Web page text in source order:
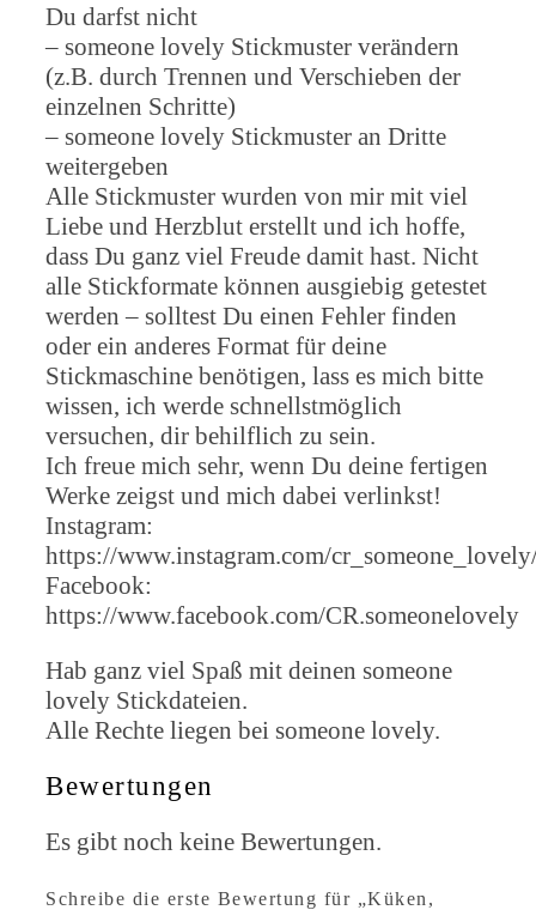
Du darfst nicht
– someone lovely Stickmuster verändern
(z.B. durch Trennen und Verschieben der
einzelnen Schritte)
– someone lovely Stickmuster an Dritte
weitergeben
Alle Stickmuster wurden von mir mit viel
Liebe und Herzblut erstellt und ich hoffe,
dass Du ganz viel Freude damit hast. Nicht
alle Stickformate können ausgiebig getestet
werden – solltest Du einen Fehler finden
oder ein anderes Format für deine
Stickmaschine benötigen, lass es mich bitte
wissen, ich werde schnellstmöglich
versuchen, dir behilflich zu sein.
Ich freue mich sehr, wenn Du deine fertigen
Werke zeigst und mich dabei verlinkst!
Instagram:
https://www.instagram.com/
Facebook:
https://www.facebook.com/CR.someonelovely
Hab ganz viel Spaß mit deinen someone
lovely Stickdateien.
Alle Rechte liegen bei someone lovely.
Bewertungen
Es gibt noch keine Bewertungen.
Schreibe die erste Bewertung für „Küken,